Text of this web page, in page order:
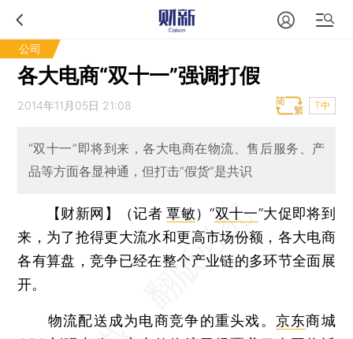
公司
各大电商“双十一”强调打假
2014年11月05日 21:08 T中
“双十一”即将到来，各大电商在物流、售后服务、产
品等方面各显神通，但打击“假货”是共识
【财新网】（记者覃敏）“双十一”大促即将到
来，为了抢得更大流水和更高市场份额，各大电商
各有算盘，竞争已经在整个产业链的多环节全面展
开。
物流配送成为电商竞争的重头戏。 京东商城